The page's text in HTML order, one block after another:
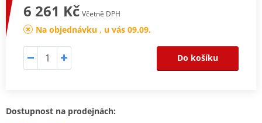
6 261 Kč Včetně DPH
Na objednávku , u vás 09.09.
Do košíku
Dostupnost na prodejnách: